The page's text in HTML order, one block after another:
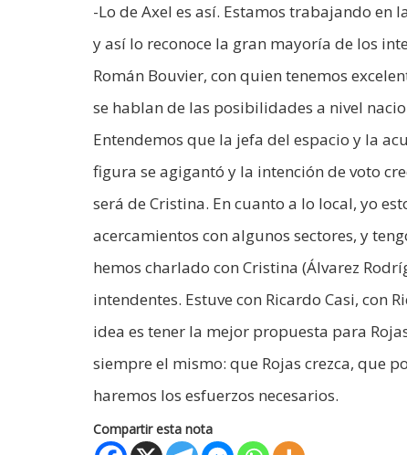
-Lo de Axel es así. Estamos trabajando
y así lo reconoce la gran mayoría de los
Román Bouvier, con quien tenemos
se hablan de las posibilidades a nivel
Entendemos que la jefa del espacio y la
figura se agigantó y la intención de voto
será de Cristina. En cuanto a lo local, yo
acercamientos con algunos sectores, y
hemos charlado con Cristina (Álvarez
intendentes. Estuve con Ricardo Casi, con
idea es tener la mejor propuesta para
siempre el mismo: que Rojas crezca, que
haremos los esfuerzos necesarios.
Compartir esta nota